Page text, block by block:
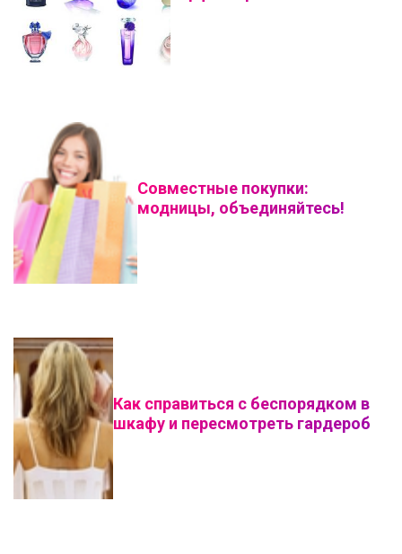
Совместные покупки:
модницы, объединяйтесь!
Как справиться с беспорядком в
шкафу и пересмотреть гардероб